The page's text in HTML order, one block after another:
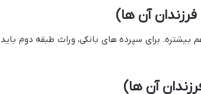
فرزندان آن ها)
بیشتره. برای سپرده های بانکی، وراث طبقه دوم باید
آن ها)